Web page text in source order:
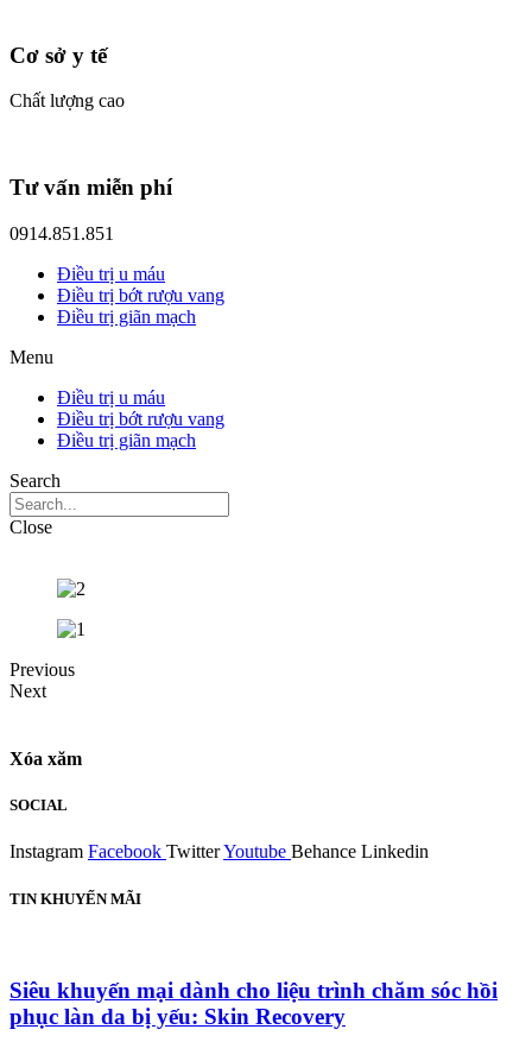
Cơ sở y tế
Chất lượng cao
Tư vấn miễn phí
0914.851.851
Điều trị u máu
Điều trị bớt rượu vang
Điều trị giãn mạch
Menu
Điều trị u máu
Điều trị bớt rượu vang
Điều trị giãn mạch
Search
Close
Previous
Next
Xóa xăm
SOCIAL
Instagram Facebook TwitterYoutube Behance Linkedin
TIN KHUYẾN MÃI
Siêu khuyến mại dành cho liệu trình chăm sóc hồi
phục làn da bị yếu: Skin Recovery